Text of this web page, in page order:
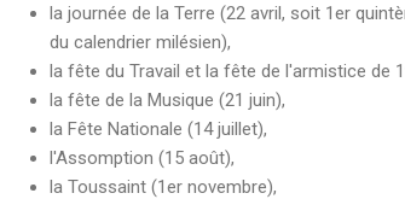
la journée de la Terre (22 avril, soit 1er
du calendrier milésien),
la fête du Travail et la fête de l'armistice de
la fête de la Musique (21 juin),
la Fête Nationale (14 juillet),
l'Assomption (15 août),
la Toussaint (1er novembre),